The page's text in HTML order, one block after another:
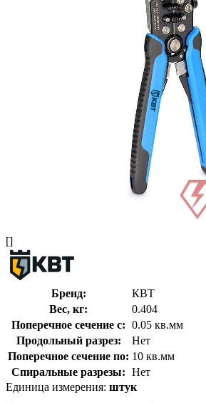
[]
Бренд:
КВТ
Вес, кг:
0.404
Поперечное сечение с: 0.05 кв.мм
Продольный разрез:
Нет
Поперечное сечение по: 10 кв.мм
Спиральные разрезы: Нет
Единица измерения: штук